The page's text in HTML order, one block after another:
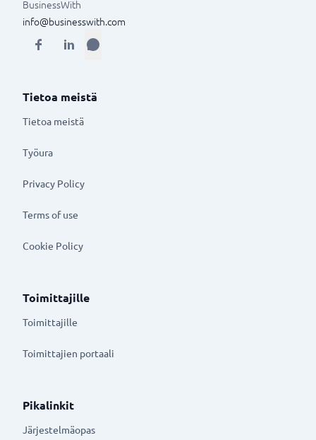
BusinessWith
info@businesswith.com
Tietoa meistä
Tietoa meistä
Työura
Privacy Policy
Terms of use
Cookie Policy
Toimittajille
Toimittajille
Toimittajien portaali
Pikalinkit
Järjestelmäopas